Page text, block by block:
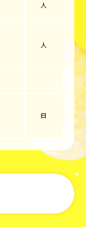
人
人
日